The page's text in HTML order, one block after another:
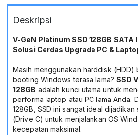
Deskripsi
V-GeN Platinum SSD 128GB SATA
Solusi Cerdas Upgrade PC &
Masih menggunakan harddisk (HDD)
booting Windows terasa lama? SSD
128GB adalah kunci utama untuk
performa laptop atau PC lama Anda.
128GB, SSD ini sangat ideal
(Drive C) untuk menjalankan OS
kecepatan maksimal.